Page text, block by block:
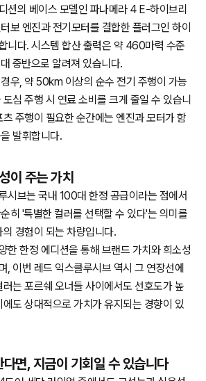
션의 베이스 모델인 파나메라 4 E-하이브리
보 엔진과 전기모터를 결합한 플러그인 하이
니다. 시스템 합산 출력은 약 460마력 수준
중반으로 알려져 있습니다.
우, 약 50km 이상의 순수 전기 주행이 가능
심 주행 시 연료 소비를 크게 줄일 수 있습니
주행이 필요한 순간에는 엔진과 모터가 함
발휘합니다.
이 주는 가치
시브는 국내 100대 한정 공급이라는 점에서
히 '특별한 컬러를 선택할 수 있다'는 의미를
경험이 되는 차량입니다.
한 한정 에디션을 통해 브랜드 가치와 희소성
, 이번 레드 익스클루시브 역시 그 연장선에
는 포르쉐 오너들 사이에서도 선호도가 높
도 상대적으로 가치가 유지되는 경향이 있
면, 지금이 기회일 수 있습니다